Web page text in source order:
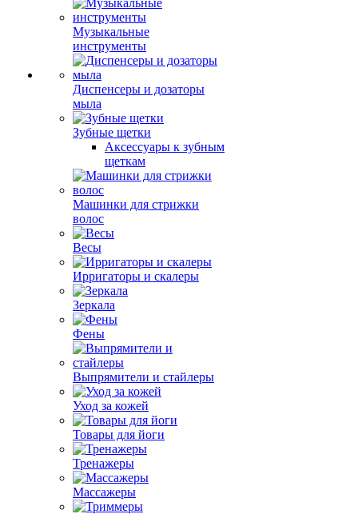
Музыкальные
инструменты
Диспенсеры и дозаторы
мыла
Зубные щетки
Аксессуары к зубным
щеткам
Машинки для стрижки
волос
Весы
Ирригаторы и скалеры
Зеркала
Фены
Выпрямители и стайлеры
Уход за кожей
Товары для йоги
Тренажеры
Массажеры